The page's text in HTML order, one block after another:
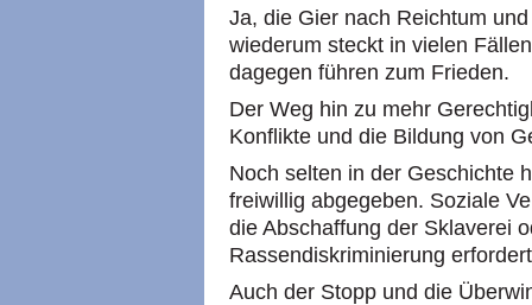
Ja, die Gier nach Reichtum
wiederum steckt in vielen
dagegen führen zum Frieden.
Der Weg hin zu mehr
Konflikte und die Bildung von
Noch selten in der Geschichte
freiwillig abgegeben. Soziale
die Abschaffung der Sklaverei
Rassendiskriminierung
Auch der Stopp und die